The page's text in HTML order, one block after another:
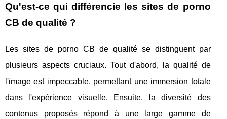
Qu'est-ce qui différencie les sites de porno
CB de qualité ?
Les sites de porno CB de qualité se distinguent par
plusieurs aspects cruciaux. Tout d'abord, la qualité de
l'image est impeccable, permettant une immersion totale
dans l'expérience visuelle. Ensuite, la diversité des
contenus proposés répond à une large gamme de